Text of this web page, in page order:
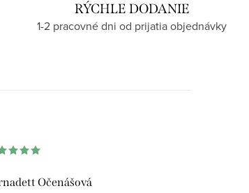
RÝCHLE DODANIE
1-2 pracovné dni od prijatia objednávky
Očenášová